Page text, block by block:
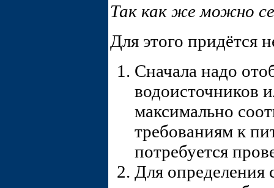
Так как же можно
Для этого придётся
Сначала надо
водоисточников
максимально
требованиям к
потребуется
Для определения